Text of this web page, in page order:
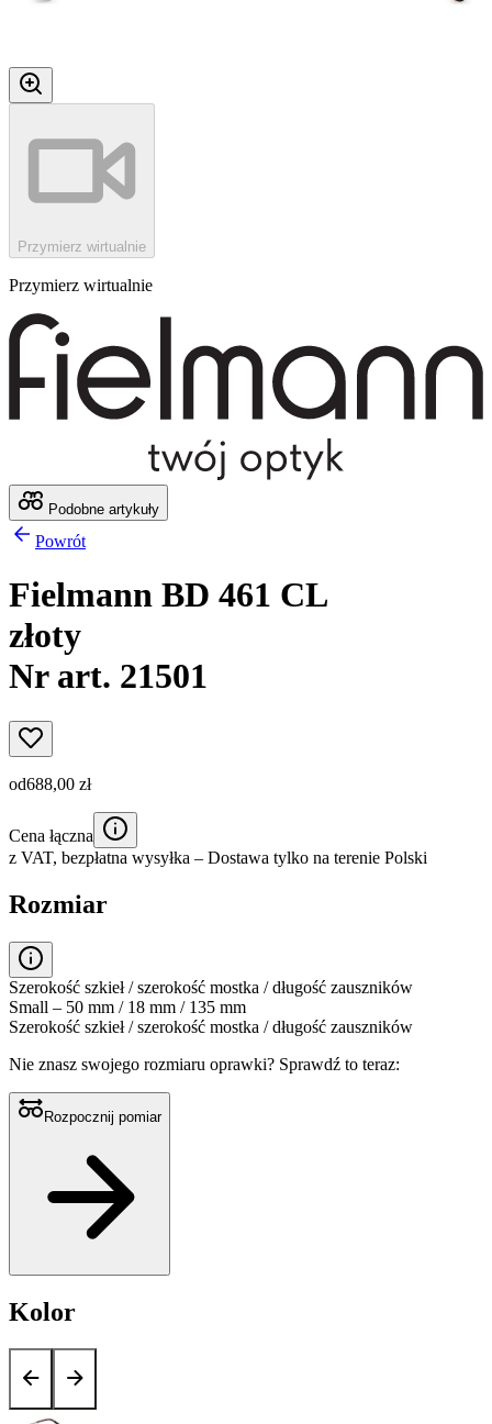
Przymierz wirtualnie
Przymierz wirtualnie
Podobne artykuły
Powrót
Fielmann BD 461 CL
złoty
Nr art. 21501
od688,00 zł
Cena łączna
z VAT, bezpłatna wysyłka – Dostawa tylko na terenie Polski
Rozmiar
Szerokość szkieł / szerokość mostka / długość zauszników
Small – 50 mm / 18 mm / 135 mm
Szerokość szkieł / szerokość mostka / długość zauszników
Nie znasz swojego rozmiaru oprawki? Sprawdź to teraz:
Rozpocznij pomiar
Kolor